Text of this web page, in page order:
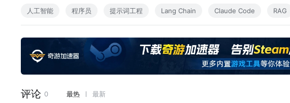
3.将 Claude Code 最佳实践应用于三个项目：探索和开发 RAG 聊天机器人的
换为仪表板，以及从 Figma 模型构建 Web 应用程序。
人工智能 程序员 提示词工程 Lang Chain Claude Code RAG